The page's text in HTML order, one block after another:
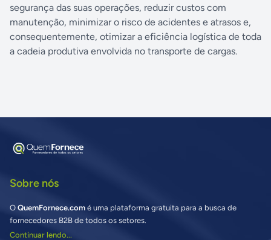
segurança das suas operações, reduzir custos com
manutenção, minimizar o risco de acidentes e atrasos e,
consequentemente, otimizar a eficiência logística de toda
a cadeia produtiva envolvida no transporte de cargas.
Sobre nós
O QuemFornece.com é uma plataforma gratuita para a busca de
fornecedores B2B de todos os setores.
Continuar lendo...